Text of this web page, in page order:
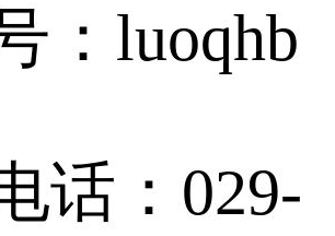
：luoqhb
话：029-